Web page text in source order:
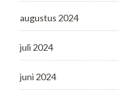
augustus 2024
juli 2024
juni 2024